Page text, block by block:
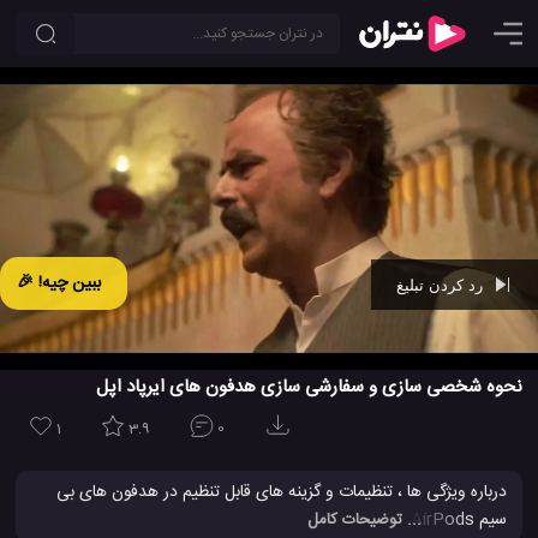
ببین چیه! 🎉
نحوه شخصی سازی و سفارشی سازی هدفون های ایرپاد اپل
1 3.9 0
درباره ویژگی ها ، تنظیمات و گزینه های قابل تنظیم در هدفون های بی
سیم AirPods یا AirPods Pro اپل خود بیشتر بیاموزید. این
... توضیحات کامل